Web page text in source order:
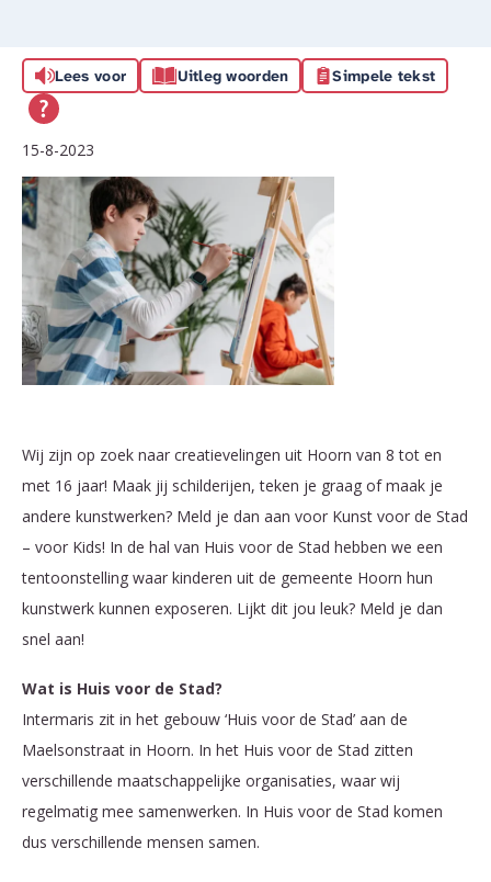
Lees voor Uitleg woorden Simpele tekst
15-8-2023
Wij zijn op zoek naar creatievelingen uit Hoorn van 8 tot en
met 16 jaar! Maak jij schilderijen, teken je graag of maak je
andere kunstwerken? Meld je dan aan voor Kunst voor de Stad
– voor Kids! In de hal van Huis voor de Stad hebben we een
tentoonstelling waar kinderen uit de gemeente Hoorn hun
kunstwerk kunnen exposeren. Lijkt dit jou leuk? Meld je dan
snel aan!
Wat is Huis voor de Stad?
Intermaris zit in het gebouw ‘Huis voor de Stad’ aan de
Maelsonstraat in Hoorn. In het Huis voor de Stad zitten
verschillende maatschappelijke organisaties, waar wij
regelmatig mee samenwerken. In Huis voor de Stad komen
dus verschillende mensen samen.